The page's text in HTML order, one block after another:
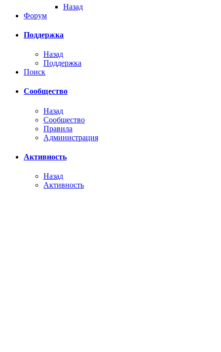
Назад
Форум
Поддержка
Назад
Поддержка
Поиск
Сообщество
Назад
Сообщество
Правила
Администрация
Активность
Назад
Активность